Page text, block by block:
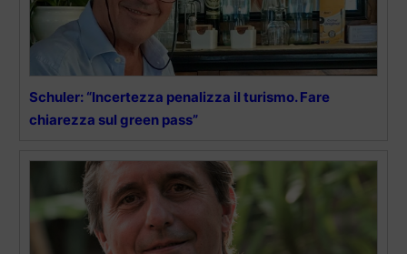
Schuler: “Incertezza penalizza il turismo. Fare
chiarezza sul green pass”